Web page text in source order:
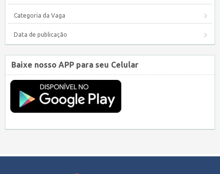
Categoria da Vaga
Data de publicação
Baixe nosso APP para seu Celular